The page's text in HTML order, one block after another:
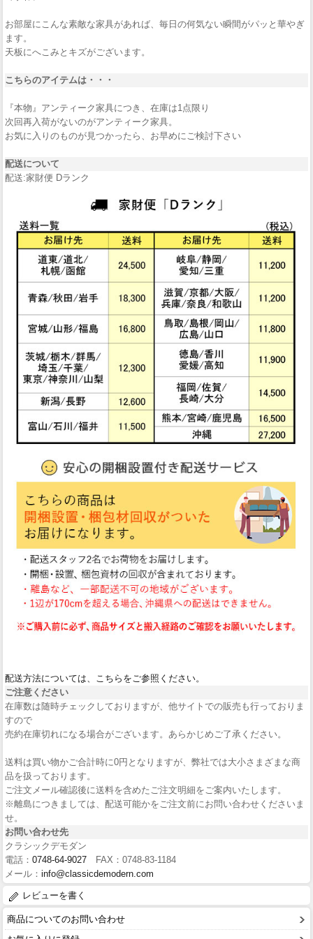
お部屋にこんな素敵な家具があれば、毎日の何気ない瞬間がパッと華やぎ
ます。
天板にへこみとキズがございます。
こちらのアイテムは・・・
『本物』アンティーク家具につき、在庫は1点限り
次回再入荷がないのがアンティーク家具。
お気に入りのものが見つかったら、お早めにご検討下さい
配送について
配送:家財便 Dランク
配送方法については、こちらをご参照ください。
ご注意ください
在庫数は随時チェックしておりますが、他サイトでの販売も行っておりま
すので
売約在庫切れになる場合がございます。あらかじめご了承ください。
送料は買い物かご合計時に0円となりますが、弊社では大小さまざまな商
品を扱っております。
ご注文メール確認後に送料を含めたご注文明細をご案内いたします。
※離島につきましては、配送可能かをご注文前にお問い合わせくださいま
せ。
お問い合わせ先
クラシックデモダン
電話： 0748-64-9027 FAX：0748-83-1184
メール： info@classicdemodern.com
レビューを書く
商品についてのお問い合わせ